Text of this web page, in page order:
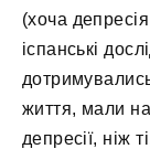
(хоча
іспанські
життя, мали
депресії, ніж